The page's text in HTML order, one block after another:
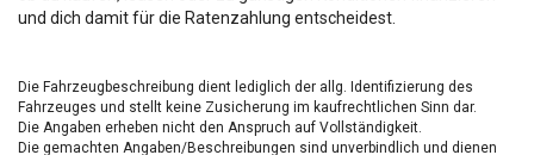
und dich damit für die Ratenzahlung entscheidest.
Die Fahrzeugbeschreibung dient lediglich der allg. Identifizierung des
Fahrzeuges und stellt keine Zusicherung im kaufrechtlichen Sinn dar.
Die Angaben erheben nicht den Anspruch auf Vollständigkeit.
Die gemachten Angaben/Beschreibungen sind unverbindlich und dienen